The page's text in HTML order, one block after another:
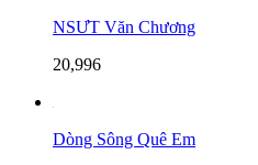
NSƯT Văn Chương
20,996
Dòng Sông Quê Em